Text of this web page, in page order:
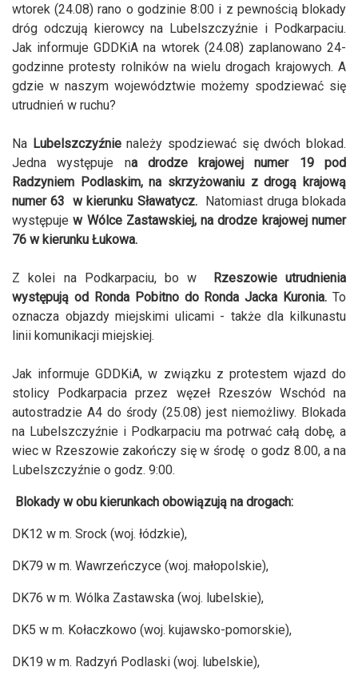
wtorek (24.08) rano o godzinie 8:00 i z pewnością blokady
dróg odczują kierowcy na Lubelszczyźnie i Podkarpaciu.
Jak informuje GDDKiA na wtorek (24.08) zaplanowano 24-
godzinne protesty rolników na wielu drogach krajowych. A
gdzie w naszym województwie możemy spodziewać się
utrudnień w ruchu?
Na Lubelszczyźnienależy spodziewać się dwóch blokad.
Jedna występuje na drodze krajowej numer 19 pod
Radzyniem Podlaskim, na skrzyżowaniu z drogą krajową
numer 63 w kierunku Sławatycz. Natomiast druga blokada
występuje w Wólce Zastawskiej, na drodze krajowej numer
76 w kierunku Łukowa.
Z kolei na Podkarpaciu, bo w
Rzeszowie utrudnienia
występują od Ronda Pobitno do Ronda Jacka Kuronia. To
oznacza objazdy miejskimi ulicami - także dla kilkunastu
linii komunikacji miejskiej.
Jak informuje GDDKiA, w związku z protestem wjazd do
stolicy Podkarpacia przez węzeł Rzeszów Wschód na
autostradzie A4 do środy (25.08) jest niemożliwy. Blokada
na Lubelszczyźnie i Podkarpaciu ma potrwać całą dobę, a
wiec w Rzeszowie zakończy się w środę o godz 8.00, a na
Lubelszczyźnie o godz. 9:00.
Blokady w obu kierunkach obowiązują na drogach:
DK12 w m. Srock (woj. łódzkie),
DK79 w m. Wawrzeńczyce (woj. małopolskie),
DK76 w m. Wólka Zastawska (woj. lubelskie),
DK5 w m. Kołaczkowo (woj. kujawsko-pomorskie),
DK19 w m. Radzyń Podlaski (woj. lubelskie),